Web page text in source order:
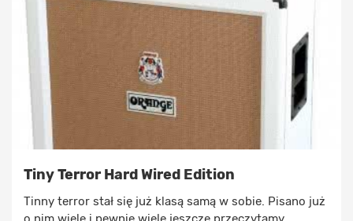
Tiny Terror Hard Wired Edition
Tinny terror stał się już klasą samą w sobie. Pisano już